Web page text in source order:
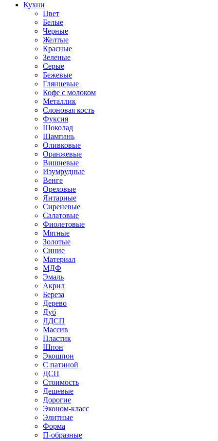
Кухни
Цвет
Белые
Черные
Желтые
Красные
Зеленые
Серые
Бежевые
Глянцевые
Кофе с молоком
Металлик
Слоновая кость
Фуксия
Шоколад
Шампань
Оливковые
Оранжевые
Вишневые
Изумрудные
Венге
Ореховые
Янтарные
Сиреневые
Салатовые
Фиолетовые
Мятные
Золотые
Синие
Материал
МДФ
Эмаль
Акрил
Береза
Дерево
Дуб
ЛДСП
Массив
Пластик
Шпон
Экошпон
С патиной
ДСП
Стоимость
Дешевые
Дорогие
Эконом-класс
Элитные
Форма
П-образные